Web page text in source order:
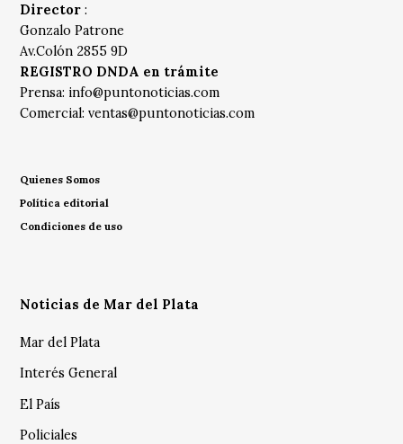
Director :
Gonzalo Patrone
Av.Colón 2855 9D
REGISTRO DNDA en trámite
Prensa: info@puntonoticias.com
Comercial:ventas@puntonoticias.com
Quienes Somos
Política editorial
Condiciones de uso
Noticias de Mar del Plata
Mar del Plata
Interés General
El País
Policiales